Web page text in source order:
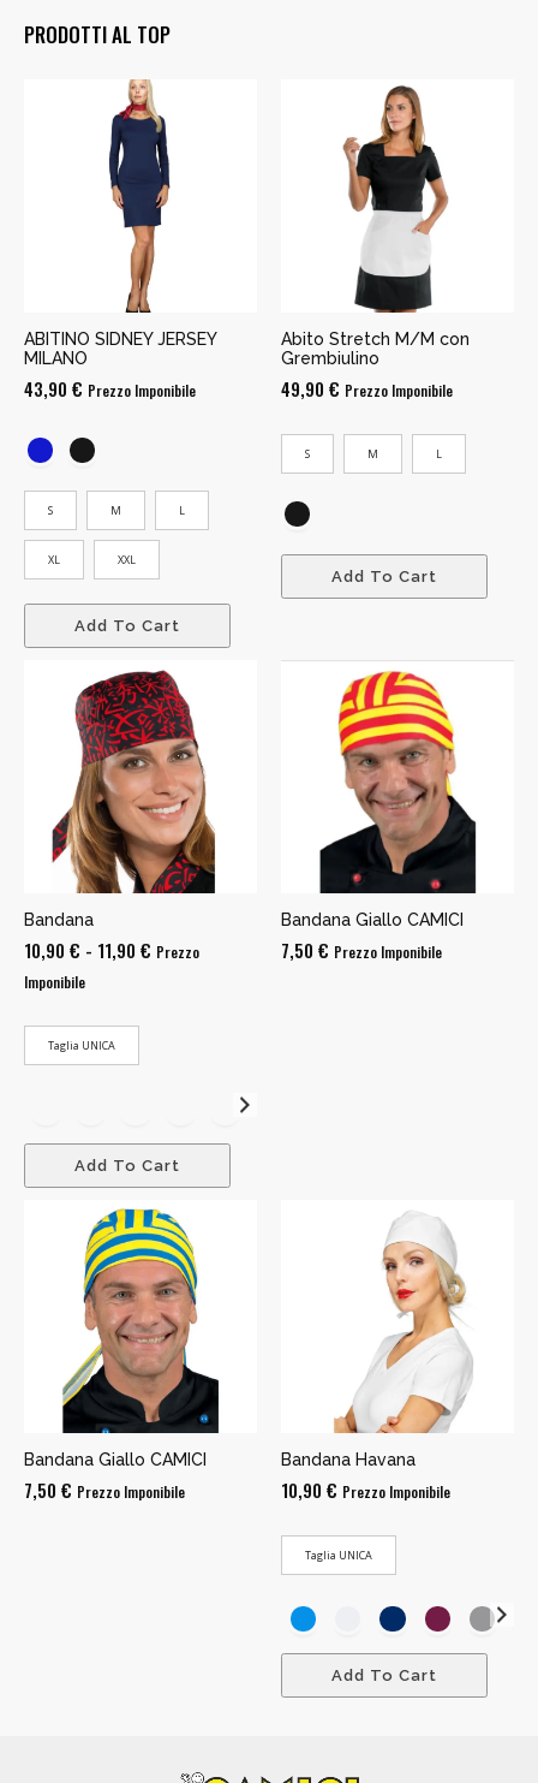
PRODOTTI AL TOP
ABITINO SIDNEY JERSEY
MILANO
43,90 € Prezzo Imponibile
S M L
XL XXL
Add To Cart
Abito Stretch M/M con
Grembiulino
49,90 € Prezzo Imponibile
S M L
Add To Cart
Bandana
10,90 € - 11,90 € Fascia
Prezzo
Imponibile
Taglia UNICA
Add To Cart
Bandana Giallo CAMICI
7,50 € Prezzo Imponibile
Bandana Giallo CAMICI
7,50 € Prezzo Imponibile
Bandana Havana
10,90 € Prezzo Imponibile
Taglia UNICA
Add To Cart